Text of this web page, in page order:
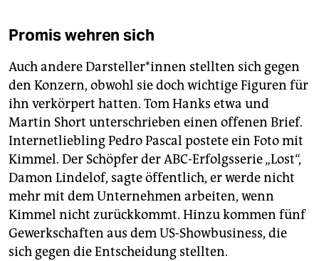
Promis wehren sich
Auch andere Dar­stel­le­r*in­nen stellten sich gegen
den Konzern, obwohl sie doch wichtige Figuren für
ihn verkörpert hatten. Tom Hanks etwa und
Martin Short unterschrieben einen offenen Brief.
Internetliebling Pedro Pascal postete ein Foto mit
Kimmel. Der Schöpfer der ABC-Erfolgsserie „Lost“,
Damon ­Lindelof, sagte öffentlich, er werde nicht
mehr mit dem Unternehmen arbeiten, wenn
Kimmel nicht zurückkommt. Hinzu kommen fünf
Gewerkschaften aus dem US-Showbusiness, die
sich gegen die Entscheidung stellten.